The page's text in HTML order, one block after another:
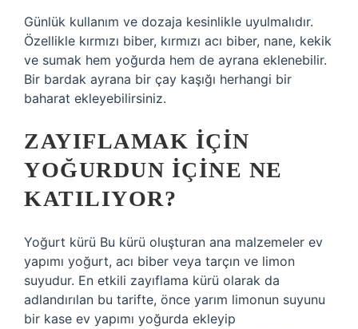
Günlük kullanım ve dozaja kesinlikle uyulmalıdır.
Özellikle kırmızı biber, kırmızı acı biber, nane, kekik
ve sumak hem yoğurda hem de ayrana eklenebilir.
Bir bardak ayrana bir çay kaşığı herhangi bir
baharat ekleyebilirsiniz.
ZAYIFLAMAK IÇIN
YOĞURDUN IÇINE NE
KATILIYOR?
Yoğurt kürü Bu kürü oluşturan ana malzemeler ev
yapımı yoğurt, acı biber veya tarçın ve limon
suyudur. En etkili zayıflama kürü olarak da
adlandırılan bu tarifte, önce yarım limonun suyunu
bir kase ev yapımı yoğurda ekleyip